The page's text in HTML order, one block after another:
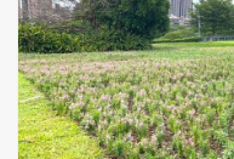
大墩美展文化交流
藝術創作，也為未
好的基礎。文化局
更多人了解台灣的
更多機會展示台灣
藝節目中為了保持
接佩戴髮捲，她的
愛，進而引發了迷妹
出，女孩愛戴髮捲
先，髮捲能增添卷
有層次和豐盈，提